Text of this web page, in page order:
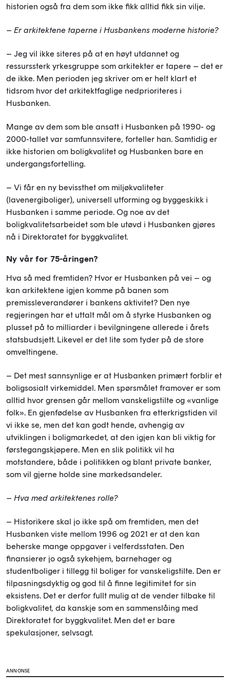
historien også fra dem som ikke fikk alltid fikk sin vilje.
– Er arkitektene taperne i Husbankens moderne historie?
– Jeg vil ikke siteres på at en høyt utdannet og
ressurssterk yrkesgruppe som arkitekter er tapere – det er
de ikke. Men perioden jeg skriver om er helt klart et
tidsrom hvor det arkitektfaglige nedprioriteres i
Husbanken.
Mange av dem som ble ansatt i Husbanken på 1990- og
2000-tallet var samfunnsvitere, forteller han. Samtidig er
ikke historien om boligkvalitet og Husbanken bare en
undergangsfortelling.
– Vi får en ny bevissthet om miljøkvaliteter
(lavenergiboliger), universell utforming og byggeskikk i
Husbanken i samme periode. Og noe av det
boligkvalitetsarbeidet som ble utøvd i Husbanken gjøres
nå i Direktoratet for byggkvalitet.
Ny vår for 75-åringen?
Hva så med fremtiden? Hvor er Husbanken på vei – og
kan arkitektene igjen komme på banen som
premissleverandører i bankens aktivitet? Den nye
regjeringen har et uttalt mål om å styrke Husbanken og
plusset på to milliarder i bevilgningene allerede i årets
statsbudsjett. Likevel er det lite som tyder på de store
omveltingene.
– Det mest sannsynlige er at Husbanken primært forblir et
boligsosialt virkemiddel. Men spørsmålet framover er som
alltid hvor grensen går mellom vanskeligstilte og «vanlige
folk». En gjenfødelse av Husbanken fra etterkrigstiden vil
vi ikke se, men det kan godt hende, avhengig av
utviklingen i boligmarkedet, at den igjen kan bli viktig for
førstegangskjøpere. Men en slik politikk vil ha
motstandere, både i politikken og blant private banker,
som vil gjerne holde sine markedsandeler.
– Hva med arkitektenes rolle?
– Historikere skal jo ikke spå om fremtiden, men det
Husbanken viste mellom 1996 og 2021 er at den kan
beherske mange oppgaver i velferdsstaten. Den
finansierer jo også sykehjem, barnehager og
studentboliger i tillegg til boliger for vanskeligstilte. Den er
tilpasningsdyktig og god til å finne legitimitet for sin
eksistens. Det er derfor fullt mulig at de vender tilbake til
boligkvalitet, da kanskje som en sammenslåing med
Direktoratet for byggkvalitet. Men det er bare
spekulasjoner, selvsagt.
ANNONSE